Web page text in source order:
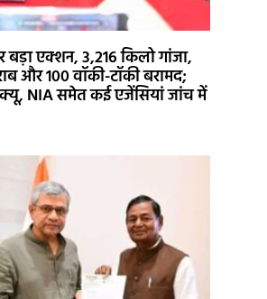
बड़ा एक्शन, 3,216 किलो गांजा,
और 100 वॉकी-टॉकी बरामद;
NIA समेत कई एजेंसियां जांच में